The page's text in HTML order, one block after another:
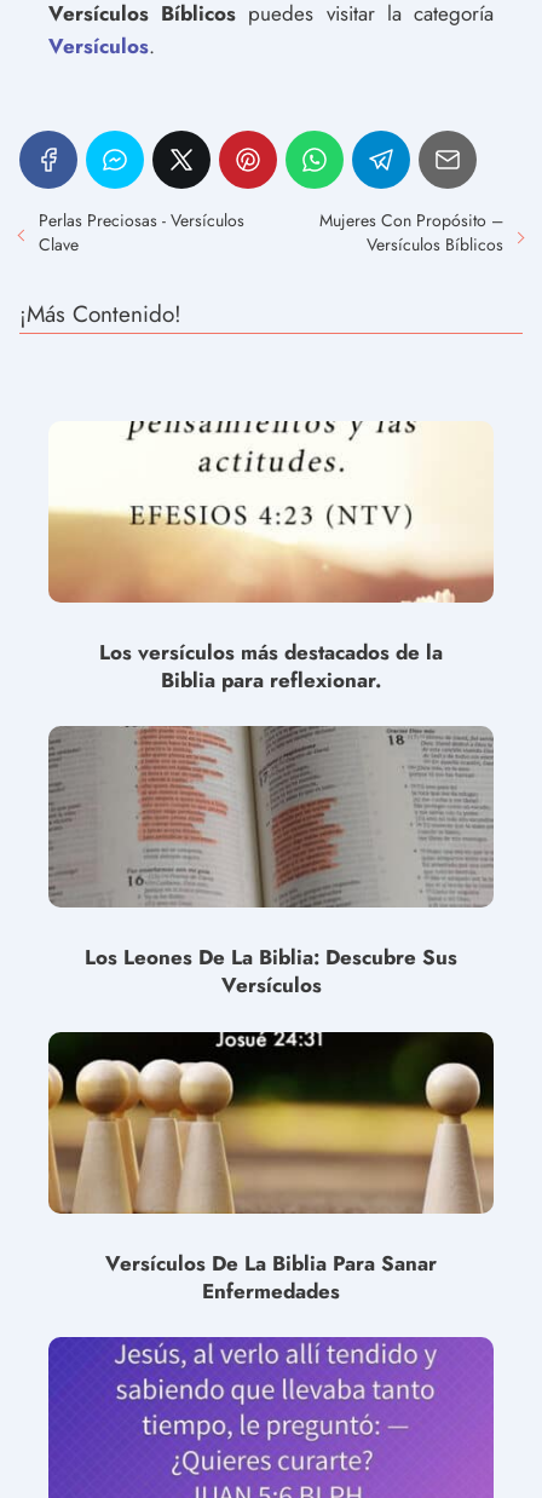
Versículos Bíblicos puedes visitar la categoría
Versículos.
Perlas Preciosas - Versículos
Clave
Mujeres Con Propósito –
Versículos Bíblicos
¡Más Contenido!
Los versículos más destacados de la
Biblia para reflexionar.
Los Leones De La Biblia: Descubre Sus
Versículos
Versículos De La Biblia Para Sanar
Enfermedades